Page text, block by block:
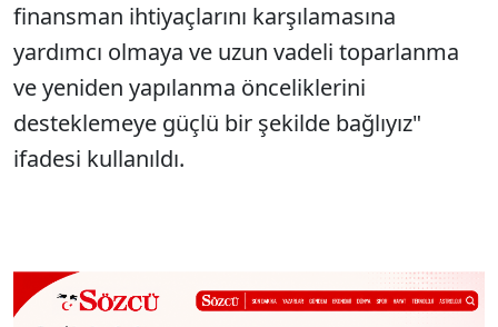
finansman ihtiyaçlarını karşılamasına
yardımcı olmaya ve uzun vadeli toparlanma
ve yeniden yapılanma önceliklerini
desteklemeye güçlü bir şekilde bağlıyız"
ifadesi kullanıldı.